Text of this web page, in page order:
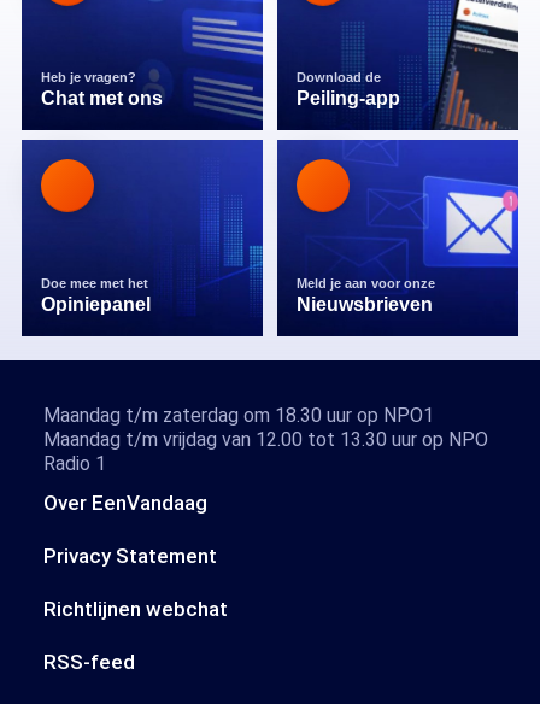
Heb je vragen?
Chat met ons
Download de
Peiling-app
Doe mee met het
Opiniepanel
Meld je aan voor onze
Nieuwsbrieven
Over EenVandaag
Privacy Statement
Richtlijnen webchat
RSS-feed
Maandag t/m zaterdag om 18.30 uur op NPO1
Maandag t/m vrijdag van 12.00 tot 13.30 uur op NPO
Radio 1